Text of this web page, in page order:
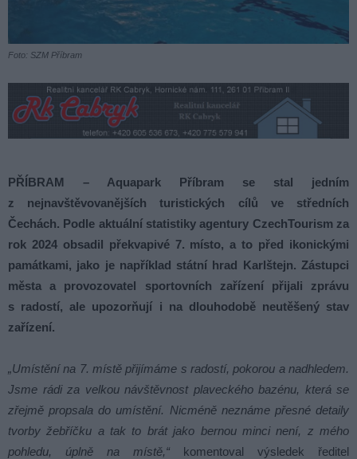
Foto: SZM Příbram
PŘÍBRAM – Aquapark Příbram se stal jedním
z nejnavštěvovanějších turistických cílů ve středních
Čechách. Podle aktuální statistiky agentury CzechTourism za
rok 2024 obsadil překvapivé 7. místo, a to před ikonickými
památkami, jako je například státní hrad Karlštejn. Zástupci
města a provozovatel sportovních zařízení přijali zprávu
s radostí, ale upozorňují i na dlouhodobě neutěšený stav
zařízení.
„Umístění na 7. místě přijímáme s radostí, pokorou a nadhledem.
Jsme rádi za velkou návštěvnost plaveckého bazénu, která se
zřejmě propsala do umístění. Nicméně neznáme přesné detaily
tvorby žebříčku a tak to brát jako bernou minci není, z mého
pohledu, úplně na místě,“ komentoval výsledek ředitel